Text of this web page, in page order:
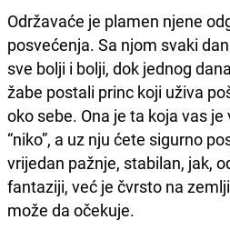
Održavaće je plamen njene
posvećenja. Sa njom svaki
sve bolji i bolji, dok jednog
žabe postali princ koji uživa
oko sebe. Ona je ta koja vas
“niko”, a uz nju ćete sigurno
vrijedan pažnje, stabilan, jak,
fantaziji, već je čvrsto na
može da očekuje.